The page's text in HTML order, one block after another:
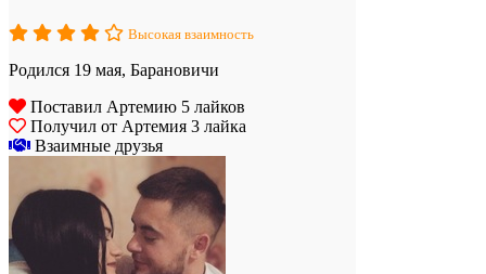
Высокая взаимность
Родился 19 мая, Барановичи
Поставил Артемию 5 лайков
Получил от Артемия 3 лайка
Взаимные друзья